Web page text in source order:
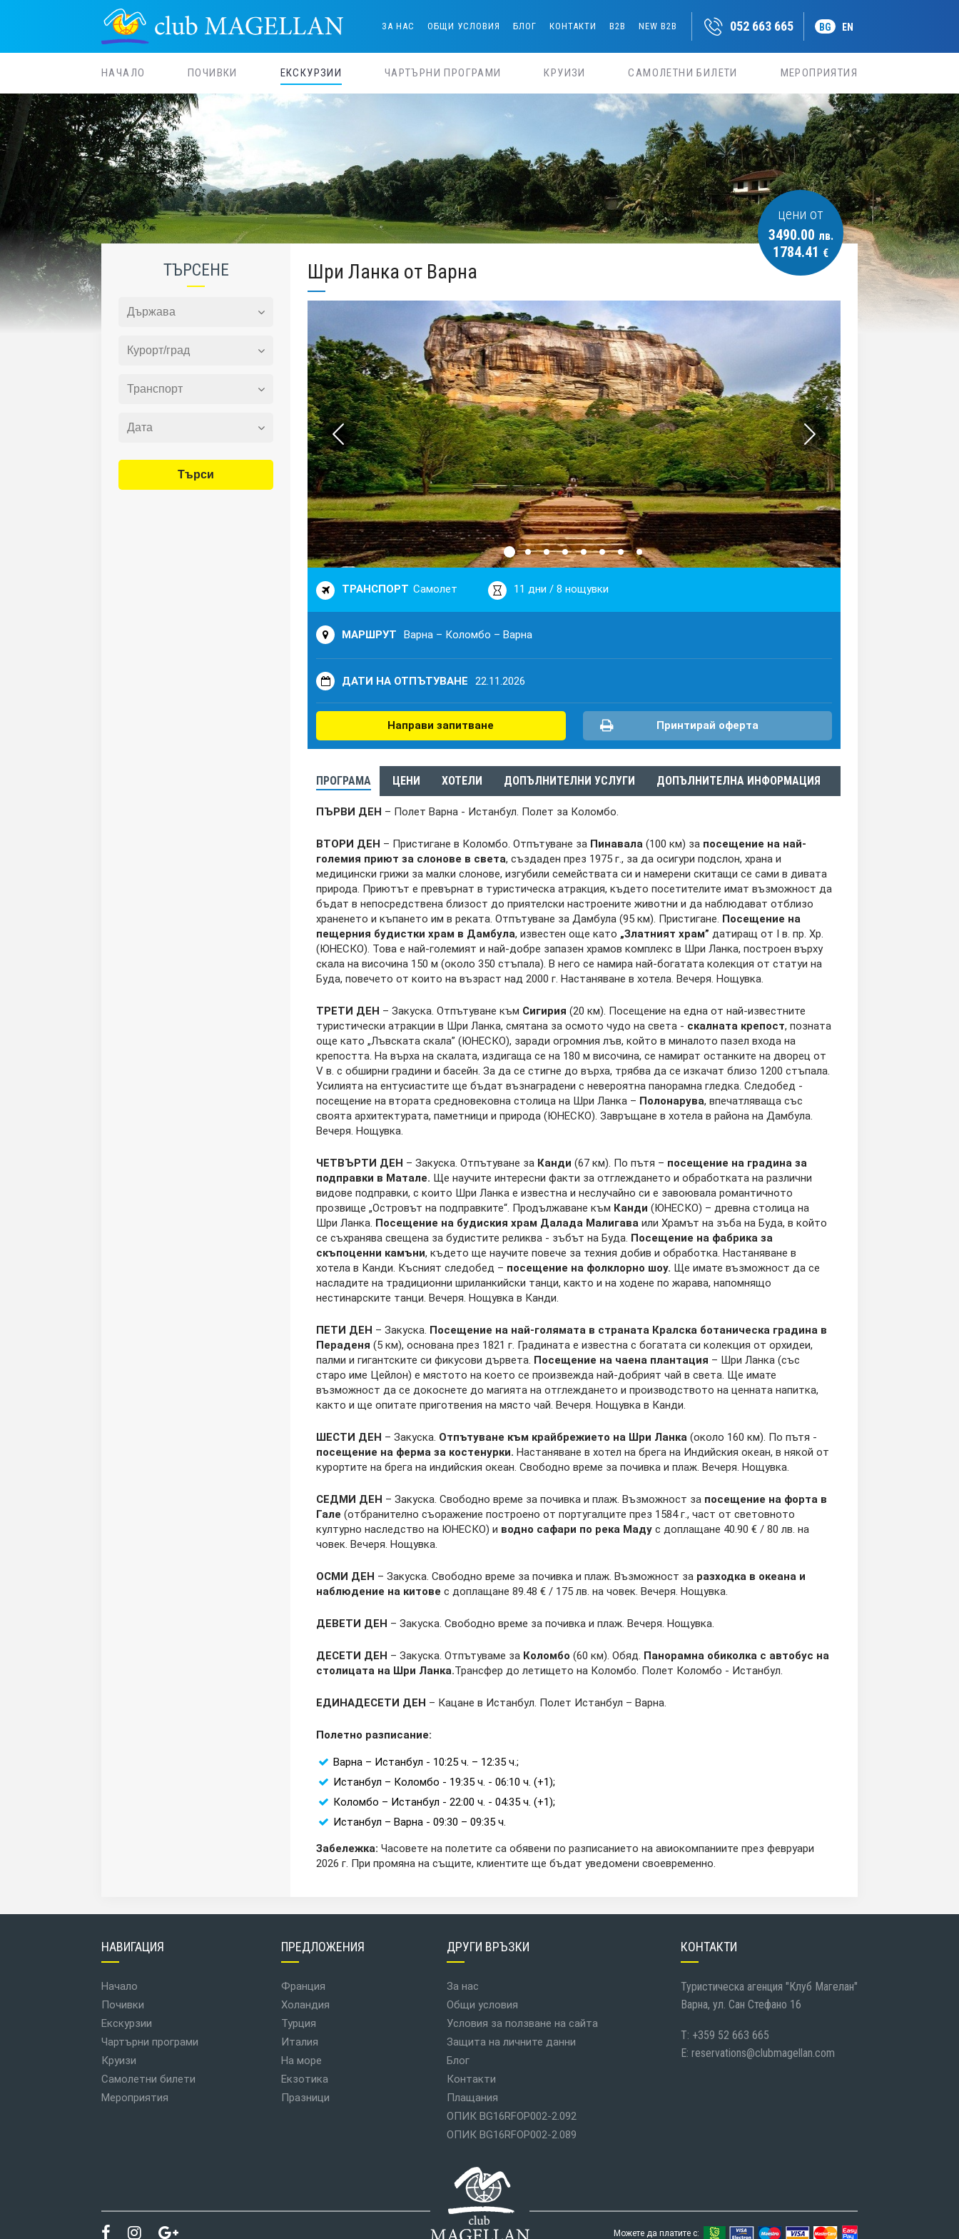
ЗА НАС ОБЩИ УСЛОВИЯ БЛОГ КОНТАКТИ B2B NEW B2B 052 663 665 BG EN
НАЧАЛО ПОЧИВКИ ЕКСКУРЗИИ ЧАРТЪРНИ ПРОГРАМИ КРУИЗИ САМОЛЕТНИ БИЛЕТИ МЕРОПРИЯТИЯ
ТЪРСЕНЕ
Търси
Шри Ланка от Варна
цени от
3490.00 лв.
1784.41 €
ТРАНСПОРТ Самолет 11 дни / 8 нощувки
МАРШРУТ Варна – Коломбо – Варна
ДАТИ НА ОТПЪТУВАНЕ 22.11.2026
Направи запитване Принтирай оферта
ПРОГРАМА ЦЕНИ ХОТЕЛИ ДОПЪЛНИТЕЛНИ УСЛУГИ ДОПЪЛНИТЕЛНА ИНФОРМАЦИЯ
ПЪРВИ ДЕН – Полет Варна - Истанбул. Полет за Коломбо.
ВТОРИ ДЕН – Пристигане в Коломбо. Отпътуване за Пинавала (100 км) за посещение на най-
големия приют за слонове в света, създаден през 1975 г., за да осигури подслон, храна и
медицински грижи за малки слонове, изгубили семействата си и намерени скитащи се сами в дивата
природа. Приютът е превърнат в туристическа атракция, където посетителите имат възможност да
бъдат в непосредствена близост до приятелски настроените животни и да наблюдават отблизо
храненето и къпането им в реката. Отпътуване за Дамбула (95 км). Пристигане. Посещение на
пещерния будистки храм в Дамбула, известен още като „Златният храм” датиращ от I в. пр. Хр.
(ЮНЕСКО). Това е най-големият и най-добре запазен храмов комплекс в Шри Ланка, построен върху
скала на височина 150 м (около 350 стъпала). В него се намира най-богатата колекция от статуи на
Буда, повечето от които на възраст над 2000 г. Настаняване в хотела. Вечеря. Нощувка.
ТРЕТИ ДЕН – Закуска. Отпътуване към Сигирия (20 км). Посещение на една от най-известните
туристически атракции в Шри Ланка, смятана за осмото чудо на света - скалната крепост, позната
още като „Лъвската скала” (ЮНЕСКО), заради огромния лъв, който в миналото пазел входа на
крепостта. На върха на скалата, издигаща се на 180 м височина, се намират останките на дворец от
V в. с обширни градини и басейн. За да се стигне до върха, трябва да се изкачат близо 1200 стъпала.
Усилията на ентусиастите ще бъдат възнаградени с невероятна панорамна гледка. Следобед -
посещение на втората средновековна столица на Шри Ланка – Полонарува, впечатляваща със
своята архитектурата, паметници и природа (ЮНЕСКО). Завръщане в хотела в района на Дамбула.
Вечеря. Нощувка.
ЧЕТВЪРТИ ДЕН – Закуска. Отпътуване за Канди (67 км). По пътя – посещение на градина за
подправки в Матале. Ще научите интересни факти за отглеждането и обработката на различни
видове подправки, с които Шри Ланка е известна и неслучайно си е завоювала романтичното
прозвище „Островът на подправките“. Продължаване към Канди (ЮНЕСКО) – древна столица на
Шри Ланка. Посещение на будиския храм Далада Малигава или Храмът на зъба на Буда, в който
се съхранява свещена за будистите реликва - зъбът на Буда. Посещение на фабрика за
скъпоценни камъни, където ще научите повече за техния добив и обработка. Настаняване в
хотела в Канди. Късният следобед – посещение на фолклорно шоу. Ще имате възможност да се
насладите на традиционни шриланкийски танци, както и на ходене по жарава, напомнящо
нестинарските танци. Вечеря. Нощувка в Канди.
ПЕТИ ДЕН – Закуска. Посещение на най-голямата в страната Кралска ботаническа градина в
Пераденя (5 км), основана през 1821 г. Градината е известна с богатата си колекция от орхидеи,
палми и гигантските си фикусови дървета. Посещение на чаена плантация – Шри Ланка (със
старо име Цейлон) е мястото на което се произвежда най-добрият чай в света. Ще имате
възможност да се докоснете до магията на отглеждането и производството на ценната напитка,
както и ще опитате приготвения на място чай. Вечеря. Нощувка в Канди.
ШЕСТИ ДЕН – Закуска. Отпътуване към крайбрежието на Шри Ланка (около 160 км). По пътя -
посещение на ферма за костенурки. Настаняване в хотел на брега на Индийския океан, в някой от
курортите на брега на индийския океан. Свободно време за почивка и плаж. Вечеря. Нощувка.
СЕДМИ ДЕН – Закуска. Свободно време за почивка и плаж. Възможност за посещение на форта в
Гале (отбранително съоражение построено от португалците през 1584 г., част от световното
културно наследство на ЮНЕСКО) и водно сафари по река Маду с доплащане 40.90 € / 80 лв. на
човек. Вечеря. Нощувка.
ОСМИ ДЕН – Закуска. Свободно време за почивка и плаж. Възможност за разходка в океана и
наблюдение на китове с доплащане 89.48 € / 175 лв. на човек. Вечеря. Нощувка.
ДЕВЕТИ ДЕН – Закуска. Свободно време за почивка и плаж. Вечеря. Нощувка.
ДЕСЕТИ ДЕН – Закуска. Отпътуваме за Коломбо (60 км). Обяд. Панорамна обиколка с автобус на
столицата на Шри Ланка.Трансфер до летището на Коломбо. Полет Коломбо - Истанбул.
ЕДИНАДЕСЕТИ ДЕН – Кацане в Истанбул. Полет Истанбул – Варна.
Полетно разписание:
Варна – Истанбул - 10:25 ч. – 12:35 ч.;
Истанбул – Коломбо - 19:35 ч. - 06:10 ч. (+1);
Коломбо – Истанбул - 22:00 ч. - 04:35 ч. (+1);
Истанбул – Варна - 09:30 – 09:35 ч.
Забележка: Часовете на полетите са обявени по разписанието на авиокомпаниите през февруари
2026 г. При промяна на същите, клиентите ще бъдат уведомени своевременно.
НАВИГАЦИЯ
Начало
Почивки
Екскурзии
Чартърни програми
Круизи
Самолетни билети
Мероприятия
ПРЕДЛОЖЕНИЯ
Франция
Холандия
Турция
Италия
На море
Екзотика
Празници
ДРУГИ ВРЪЗКИ
За нас
Общи условия
Условия за ползване на сайта
Защита на личните данни
Блог
Контакти
Плащания
ОПИК BG16RFOP002-2.092
ОПИК BG16RFOP002-2.089
КОНТАКТИ
Туристическа агенция "Клуб Магелан"
Варна, ул. Сан Стефано 16
T: +359 52 663 665
E: reservations@clubmagellan.com
Можете да платите с: